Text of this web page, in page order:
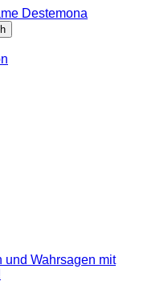
Destemona
und Wahrsagen mit